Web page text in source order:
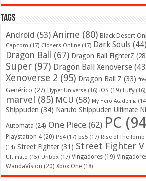
Tags
Android (53) Anime (80) Black Desert
Capcom (17) Closers Online (17) Dark Souls (44)
Dragon Ball (67) Dragon Ball FighterZ
Super (97) Dragon Ball Xenoverse
Xenoverse 2 (95) Dragon Ball Z (33)
Genérico (27) Hyper Universe (16) iOS (19) Luffy(16)
marvel (85) MCU (58) My Hero Academia
Shippuden (34) Naruto Shippuden Ultimate
Automata (24) One Piece (62) PC
Playstation 4 (20) PS4(17) ps5 (17) Rise of The
(14) Street Fighter (31) Street Fighter V
Ultimato (15) Unbox (17) Vingadores (19)
WandaVision (20) Xbox One (18)